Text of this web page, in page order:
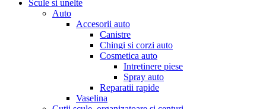
Scule si unelte
Auto
Accesorii auto
Canistre
Chingi si corzi auto
Cosmetica auto
Intretinere piese
Spray auto
Reparatii rapide
Vaselina